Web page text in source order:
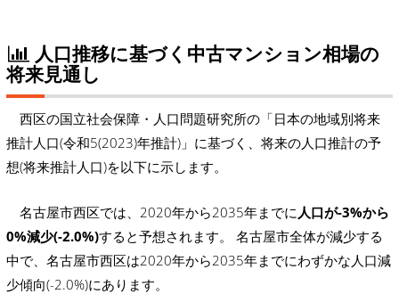
人口推移に基づく中古マンション相場の
将来見通し
西区の国立社会保障・人口問題研究所の「日本の地域別将来
推計人口(令和5(2023)年推計)」に基づく、将来の人口推計の予
想(将来推計人口)を以下に示します。
名古屋市西区では、2020年から2035年までに 人口が-3%から
0%減少(-2.0%)すると予想されます。 名古屋市全体が減少する
中で、名古屋市西区は2020年から2035年までにわずかな人口減
少傾向(-2.0%)にあります。